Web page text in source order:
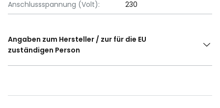
Anschlussspannung (Volt):
230
Angaben zum Hersteller / zur für die EU
zuständigen Person